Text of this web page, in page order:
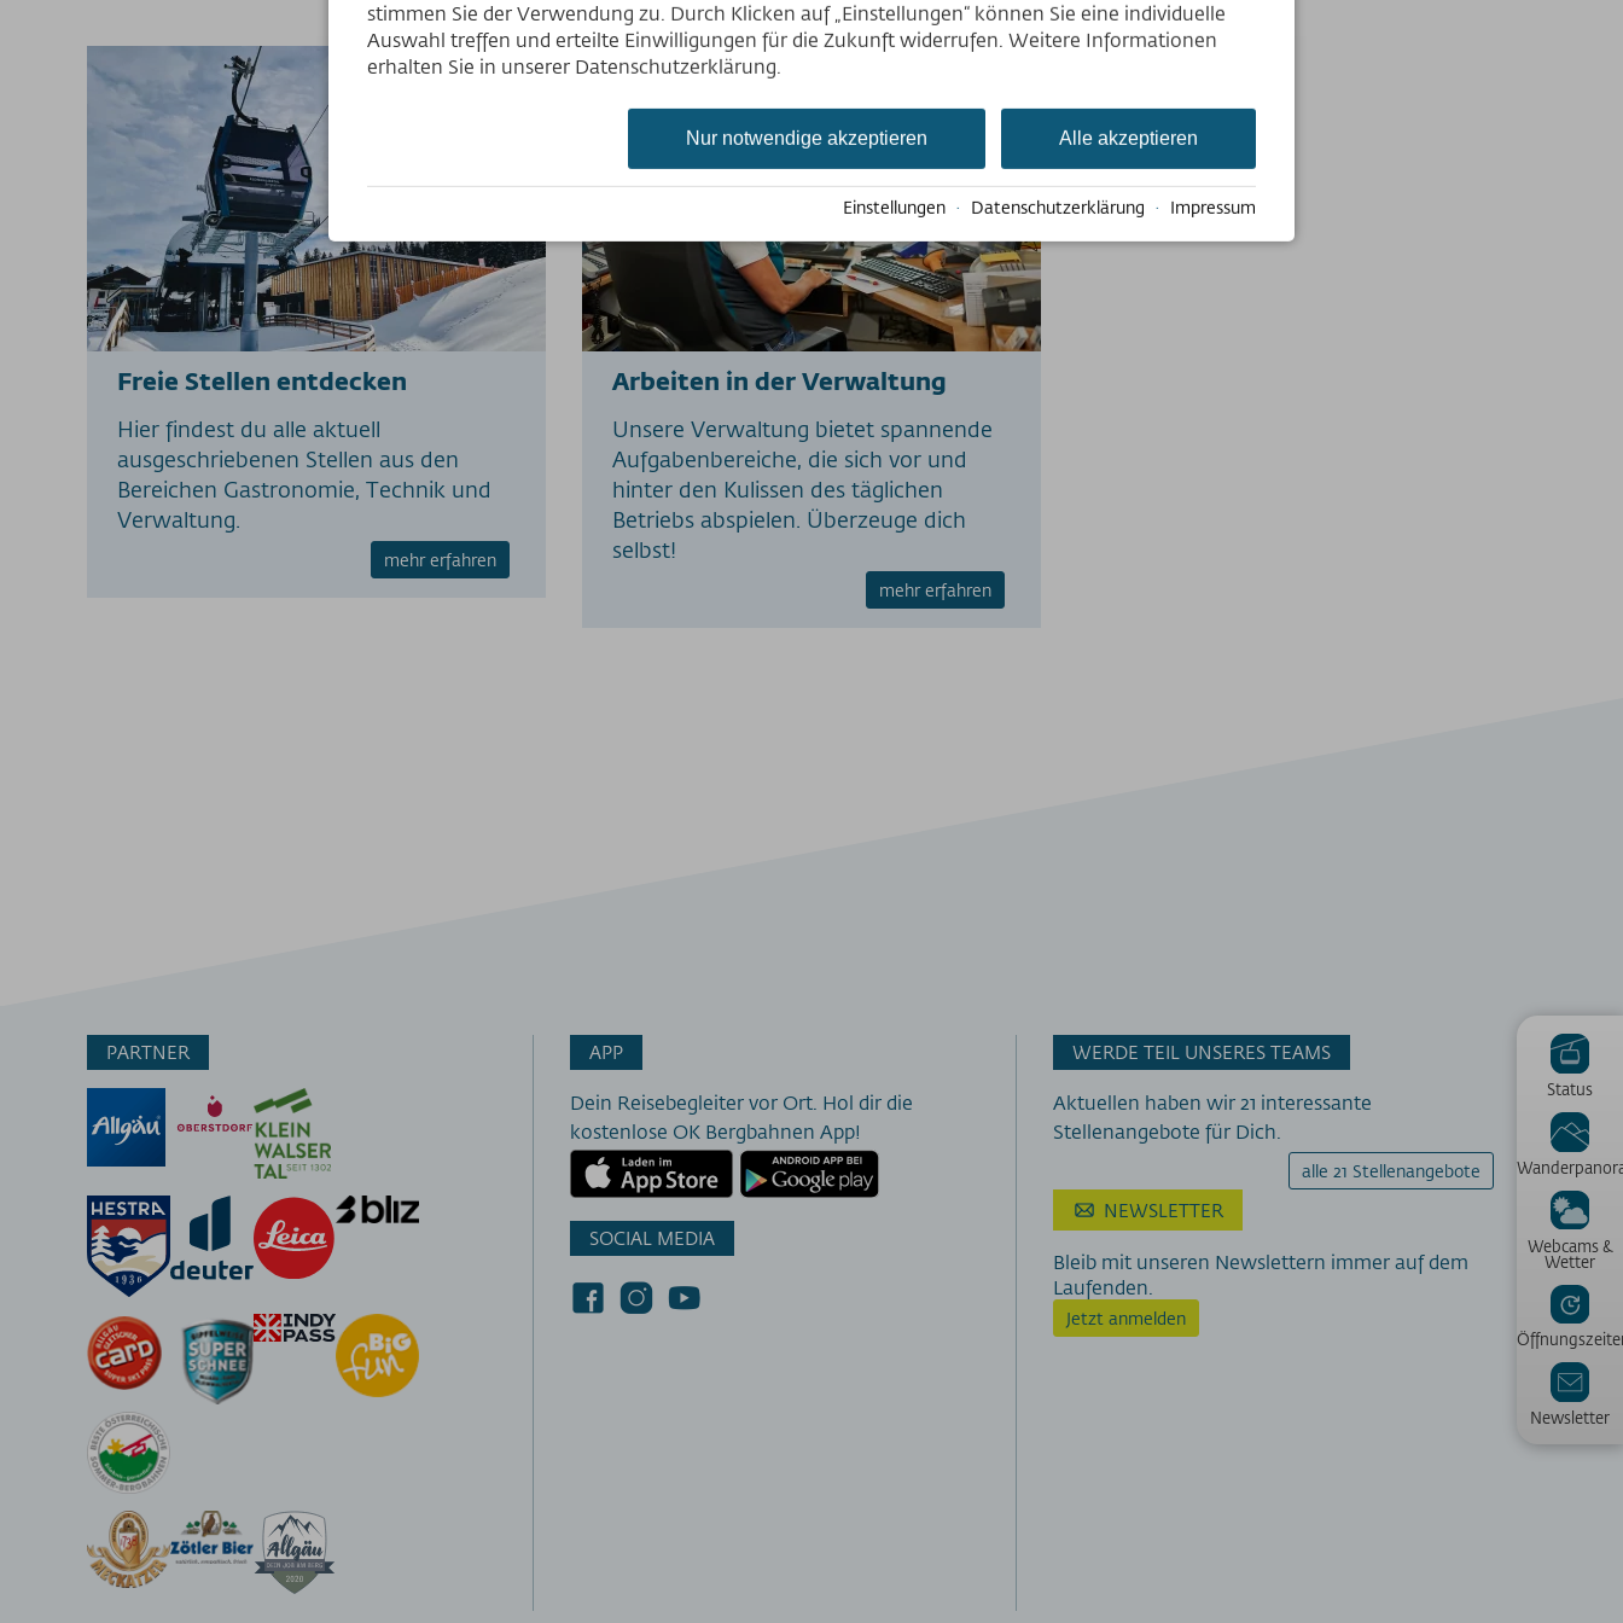
Freie Stellen entdecken
Hier findest du alle aktuell
ausgeschriebenen Stellen aus den
Bereichen Gastronomie, Technik und
Verwaltung.
mehr erfahren
Arbeiten in der Verwaltung
Unsere Verwaltung bietet spannende
Aufgabenbereiche, die sich vor und
hinter den Kulissen des täglichen
Betriebs abspielen. Überzeuge dich
selbst!
mehr erfahren
Status
Webcams &
Wetter
Newsletter
PARTNER APP
Dein Reisebegleiter vor Ort. Hol dir die
kostenlose OK Bergbahnen App!
SOCIAL MEDIA
WERDE TEIL UNSERES TEAMS
Aktuellen haben wir 21 interessante
Stellenangebote für Dich.
alle 21 Stellenangebote
NEWSLETTER
Bleib mit unseren Newslettern immer auf dem
Laufenden.
Jetzt anmelden
stimmen Sie der Verwendung zu. Durch Klicken auf „Einstellungen“ können Sie eine individuelle
Auswahl treffen und erteilte Einwilligungen für die Zukunft widerrufen. Weitere Informationen
erhalten Sie in unserer Datenschutzerklärung.
Alle akzeptieren
Nur notwendige akzeptieren
Einstellungen · Datenschutzerklärung · Impressum
Deutsch
English